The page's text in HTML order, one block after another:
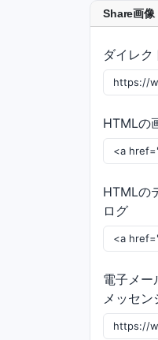
Share画像
ダイレク
HTMLの
HTMLの
ログ
電子メー
メッセン